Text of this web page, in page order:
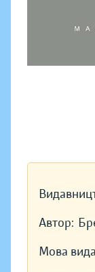
Автор:
Мова